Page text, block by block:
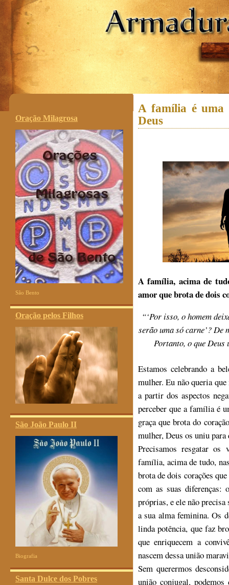
.
Oração Milagrosa
São Bento
Oração pelos Filhos
São João Paulo II
Biografia
Santa Dulce dos Pobres
A família é uma
Deus
A família, acima de
amor que brota de dois
“‘Por isso, o homem
serão uma só carne’? De
Portanto, o que Deus
Estamos celebrando a
mulher. Eu não queria
a partir dos aspectos
perceber que a família é
graça que brota do
mulher, Deus os uniu para
Precisamos resgatar
família, acima de tudo,
brota de dois corações
com as suas diferenças:
próprias, e ele não
a sua alma feminina. Os
linda potência, que faz
que enriquecem a
nascem dessa união
Sem querermos
união conjugal,